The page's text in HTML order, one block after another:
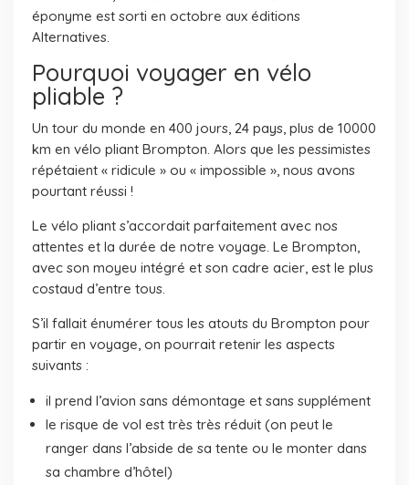
éponyme est sorti en octobre aux éditions
Alternatives.
Pourquoi voyager en vélo
pliable ?
Un tour du monde en 400 jours, 24 pays, plus de 10000
km en vélo pliant Brompton. Alors que les pessimistes
répétaient « ridicule » ou « impossible », nous avons
pourtant réussi !
Le vélo pliant s’accordait parfaitement avec nos
attentes et la durée de notre voyage. Le Brompton,
avec son moyeu intégré et son cadre acier, est le plus
costaud d’entre tous.
S’il fallait énumérer tous les atouts du Brompton pour
partir en voyage, on pourrait retenir les aspects
suivants :
il prend l’avion sans démontage et sans supplément
le risque de vol est très très réduit (on peut le
ranger dans l’abside de sa tente ou le monter dans
sa chambre d’hôtel)